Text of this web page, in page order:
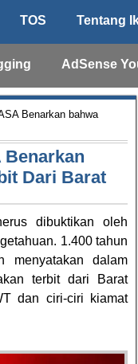
TOS Tentang
AdSense
Benarkan bahwa
Benarkan
Dari Barat
dibuktikan oleh
1.400 tahun
menyatakan dalam
terbit dari Barat
dan ciri-ciri kiamat